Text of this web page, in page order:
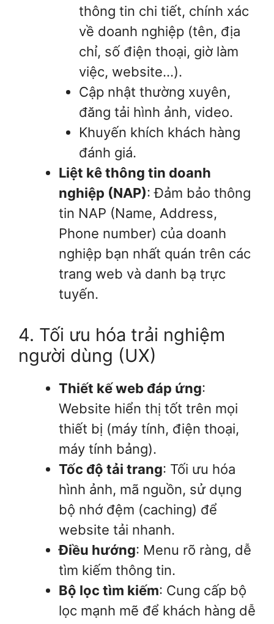
thông tin chi tiết, chính xác
về doanh nghiệp (tên, địa
chỉ, số điện thoại, giờ làm
việc, website…).
Cập nhật thường xuyên,
đăng tải hình ảnh, video.
Khuyến khích khách hàng
đánh giá.
Liệt kê thông tin doanh
nghiệp (NAP): Đảm bảo thông
tin NAP (Name, Address,
Phone number) của doanh
nghiệp bạn nhất quán trên các
trang web và danh bạ trực
tuyến.
4. Tối ưu hóa trải nghiệm
người dùng (UX)
Thiết kế web đáp ứng:
Website hiển thị tốt trên mọi
thiết bị (máy tính, điện thoại,
máy tính bảng).
Tốc độ tải trang: Tối ưu hóa
hình ảnh, mã nguồn, sử dụng
bộ nhớ đệm (caching) để
website tải nhanh.
Điều hướng: Menu rõ ràng, dễ
tìm kiếm thông tin.
Bộ lọc tìm kiếm: Cung cấp bộ
lọc mạnh mẽ để khách hàng dễ